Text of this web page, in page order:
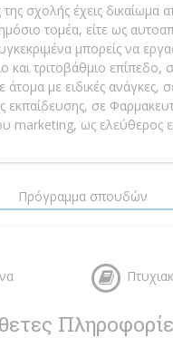
σχολής έχεις
τομέα, είτε ως
μπορείς να
και τριτοβάθμιο επίπεδο,
άτομα με ειδικές ανάγκες,
εκπαίδευσης, σε
marketing, ως ελεύθερος
Πρόγραμμα σπουδών